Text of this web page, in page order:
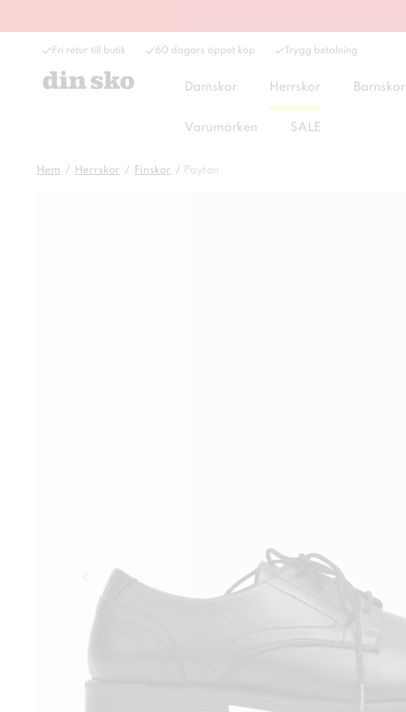
Fri retur till butik 60 dagars öppet köp Trygg betalning
Damskor Herrskor Barnskor
Varumärken SALE
Hem Herrskor Finskor Payton